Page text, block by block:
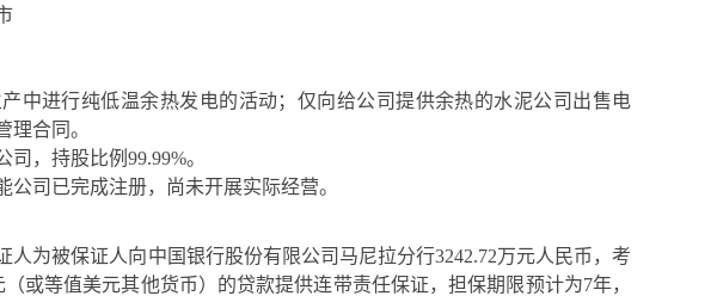
中进行纯低温余热发电的活动；仅向给公司提供余热的水泥公司出售电
理合同。
司，持股比例 99.99%。
公司已完成注册，尚未开展实际经营。
人为被保证人向中国银行股份有限公司马尼拉分行3242.72万元人民币，考
（或等值美元其他货币）的贷款提供连带责任保证，担保期限预计为7年，